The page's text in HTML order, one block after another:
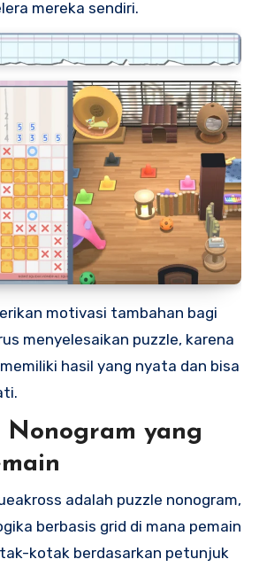
mereka sendiri.
motivasi tambahan bagi
menyelesaikan puzzle, karena
hasil yang nyata dan bisa
Nonogram yang
adalah puzzle nonogram,
berbasis grid di mana pemain
kotak berdasarkan petunjuk